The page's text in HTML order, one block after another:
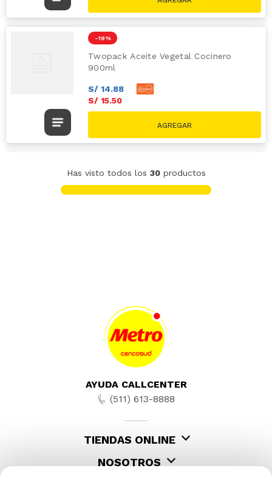
-19 %
Twopack Aceite Vegetal Cocinero
900ml
S/ 14.88
S/ 15.50
S/19.20
Has visto todos los 30productos
AYUDA CALLCENTER
(511) 613-8888
TIENDAS ONLINE
NOSOTROS